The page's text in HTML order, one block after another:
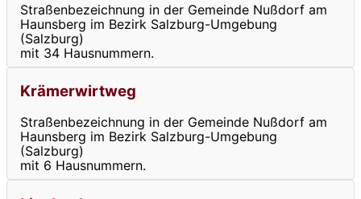
Straßenbezeichnung in der Gemeinde Nußdorf am
Haunsberg im Bezirk Salzburg-Umgebung
(Salzburg)
mit 34 Hausnummern.
Krämerwirtweg
Straßenbezeichnung in der Gemeinde Nußdorf am
Haunsberg im Bezirk Salzburg-Umgebung
(Salzburg)
mit 6 Hausnummern.